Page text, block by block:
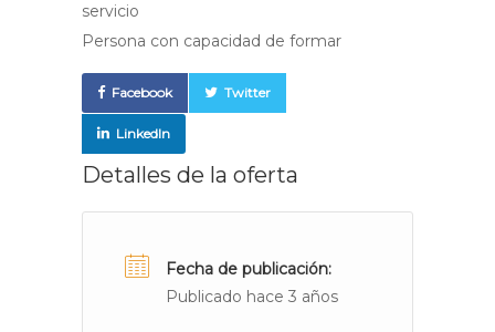
servicio
Persona con capacidad de formar
Facebook Twitter
LinkedIn
Detalles de la oferta
Fecha de publicación:
Publicado hace 3 años